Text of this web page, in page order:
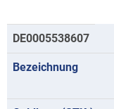
DE0005538607